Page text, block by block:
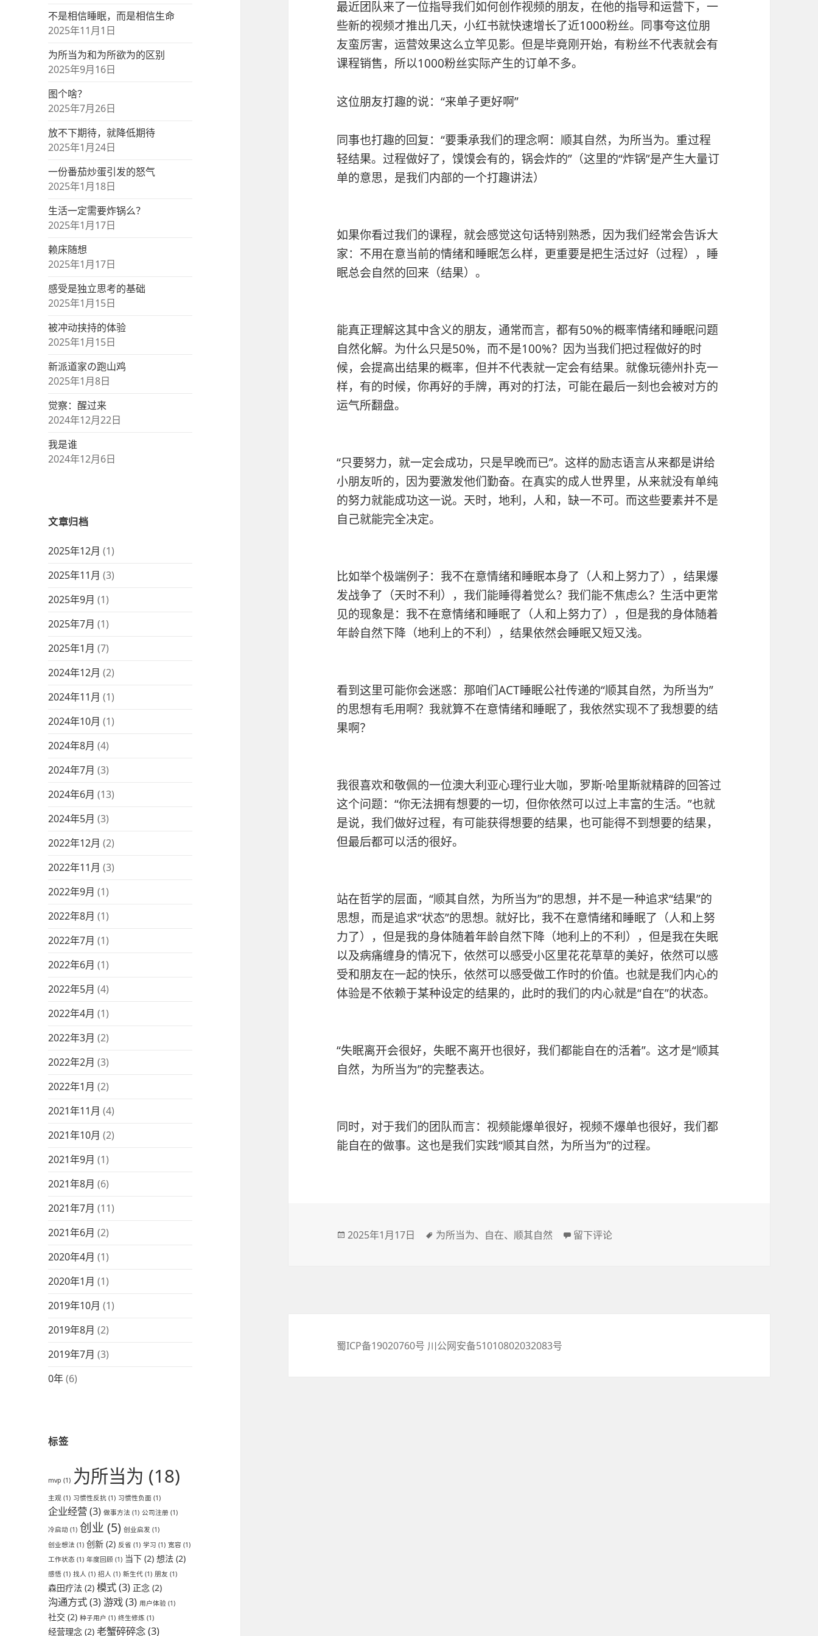
不是相信睡眠，而是相信生命
2025年11月1日
为所当为和为所欲为的区别
2025年9月16日
图个啥？
2025年7月26日
放不下期待，就降低期待
2025年1月24日
一份番茄炒蛋引发的怒气
2025年1月18日
生活一定需要炸锅么？
2025年1月17日
赖床随想
2025年1月17日
感受是独立思考的基础
2025年1月15日
被冲动挟持的体验
2025年1月15日
新派道家の跑山鸡
2025年1月8日
觉察：醒过来
2024年12月22日
我是谁
2024年12月6日
文章归档
2025年12月 (1)
2025年11月 (3)
2025年9月 (1)
2025年7月 (1)
2025年1月 (7)
2024年12月 (2)
2024年11月 (1)
2024年10月 (1)
2024年8月 (4)
2024年7月 (3)
2024年6月 (13)
2024年5月 (3)
2022年12月 (2)
2022年11月 (3)
2022年9月 (1)
2022年8月 (1)
2022年7月 (1)
2022年6月 (1)
2022年5月 (4)
2022年4月 (1)
2022年3月 (2)
2022年2月 (3)
2022年1月 (2)
2021年11月 (4)
2021年10月 (2)
2021年9月 (1)
2021年8月 (6)
2021年7月 (11)
2021年6月 (2)
2020年4月 (1)
2020年1月 (1)
2019年10月 (1)
2019年8月 (2)
2019年7月 (3)
0年(6)
标签
mvp (1) 为所当为 (18)
主观 (1) 习惯性反抗 (1) 习惯性负面 (1)
企业经营(3) 做事方法 (1) 公司注册 (1)
冷启动 (1) 创业 (5) 创业启发 (1)
创业想法 (1) 创新 (2) 反省 (1) 学习 (1) 宽容 (1)
工作状态 (1) 年度回顾 (1) 当下 (2) 想法 (2)
感悟 (1) 找人 (1) 招人 (1) 新生代 (1) 朋友 (1)
森田疗法 (2) 模式(3) 正念 (2)
沟通方式(3)游戏(3) 用户体验 (1)
社交 (2) 种子用户 (1) 终生修炼 (1)
经营理念 (2) 老蟹碎碎念(3)
最近团队来了一位指导我们如何创作视频的朋友，在他的指导和运营下，一
些新的视频才推出几天，小红书就快速增长了近1000粉丝。同事夸这位朋
友蛮厉害，运营效果这么立竿见影。但是毕竟刚开始，有粉丝不代表就会有
课程销售，所以1000粉丝实际产生的订单不多。
这位朋友打趣的说：“来单子更好啊”
同事也打趣的回复：“要秉承我们的理念啊：顺其自然，为所当为。重过程
轻结果。过程做好了，馍馍会有的，锅会炸的”（这里的“炸锅”是产生大量订
单的意思，是我们内部的一个打趣讲法）
如果你看过我们的课程，就会感觉这句话特别熟悉，因为我们经常会告诉大
家：不用在意当前的情绪和睡眠怎么样，更重要是把生活过好（过程），睡
眠总会自然的回来（结果）。
能真正理解这其中含义的朋友，通常而言，都有50%的概率情绪和睡眠问题
自然化解。为什么只是50%，而不是100%？因为当我们把过程做好的时
候，会提高出结果的概率，但并不代表就一定会有结果。就像玩德州扑克一
样，有的时候，你再好的手牌，再对的打法，可能在最后一刻也会被对方的
运气所翻盘。
“只要努力，就一定会成功，只是早晚而已”。这样的励志语言从来都是讲给
小朋友听的，因为要激发他们勤奋。在真实的成人世界里，从来就没有单纯
的努力就能成功这一说。天时，地利，人和，缺一不可。而这些要素并不是
自己就能完全决定。
比如举个极端例子：我不在意情绪和睡眠本身了（人和上努力了），结果爆
发战争了（天时不利），我们能睡得着觉么？我们能不焦虑么？生活中更常
见的现象是：我不在意情绪和睡眠了（人和上努力了），但是我的身体随着
年龄自然下降（地利上的不利），结果依然会睡眠又短又浅。
看到这里可能你会迷惑：那咱们ACT睡眠公社传递的“顺其自然，为所当为”
的思想有毛用啊？我就算不在意情绪和睡眠了，我依然实现不了我想要的结
果啊？
我很喜欢和敬佩的一位澳大利亚心理行业大咖，罗斯·哈里斯就精辟的回答过
这个问题：“你无法拥有想要的一切，但你依然可以过上丰富的生活。”也就
是说，我们做好过程，有可能获得想要的结果，也可能得不到想要的结果，
但最后都可以活的很好。
站在哲学的层面，“顺其自然，为所当为”的思想，并不是一种追求“结果”的
思想，而是追求“状态”的思想。就好比，我不在意情绪和睡眠了（人和上努
力了），但是我的身体随着年龄自然下降（地利上的不利），但是我在失眠
以及病痛缠身的情况下，依然可以感受小区里花花草草的美好，依然可以感
受和朋友在一起的快乐，依然可以感受做工作时的价值。也就是我们内心的
体验是不依赖于某种设定的结果的，此时的我们的内心就是“自在”的状态。
“失眠离开会很好，失眠不离开也很好，我们都能自在的活着”。这才是“顺其
自然，为所当为”的完整表达。
同时，对于我们的团队而言：视频能爆单很好，视频不爆单也很好，我们都
能自在的做事。这也是我们实践“顺其自然，为所当为”的过程。
发
2025年1月17日
标
为所当为、 自在、 顺其自然 于生活一定需要炸锅么？
留下评论
蜀ICP备19020760号 川公网安备51010802032083号